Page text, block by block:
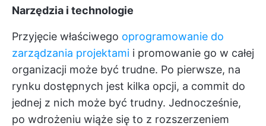
Narzędzia i technologie
Przyjęcie właściwego oprogramowanie do
zarządzania projektami i promowanie go w całej
organizacji może być trudne. Po pierwsze, na
rynku dostępnych jest kilka opcji, a commit do
jednej z nich może być trudny. Jednocześnie,
po wdrożeniu wiąże się to z rozszerzeniem